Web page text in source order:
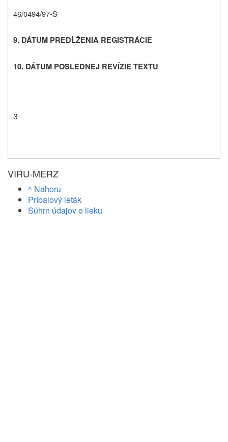
46/0494/97-S
9. DÁTUM PREDĹŽENIA REGISTRÁCIE
10. DÁTUM POSLEDNEJ REVÍZIE TEXTU
3
VIRU-MERZ
^ Nahoru
Príbalový leták
Súhrn údajov o lieku